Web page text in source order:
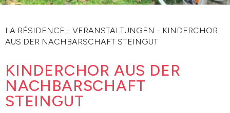
LA RÉSIDENCE - VERANSTALTUNGEN - KINDERCHOR
AUS DER NACHBARSCHAFT STEINGUT
KINDERCHOR AUS DER
NACHBARSCHAFT
STEINGUT